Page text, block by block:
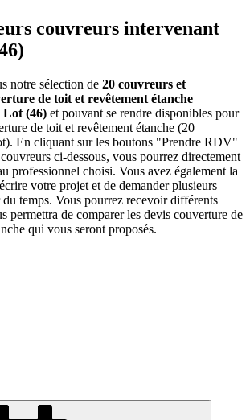
couvreurs intervenant
notre sélection de 20 couvreurs et
de toit et revêtement étanche
Lot (46) et pouvant se rendre disponibles pour
de toit et revêtement étanche (20
En cliquant sur les boutons "Prendre RDV"
ci-dessous, vous pourrez directement
professionnel choisi. Vous avez également la
votre projet et de demander plusieurs
temps. Vous pourrez recevoir différents
permettra de comparer les devis couverture de
qui vous seront proposés.